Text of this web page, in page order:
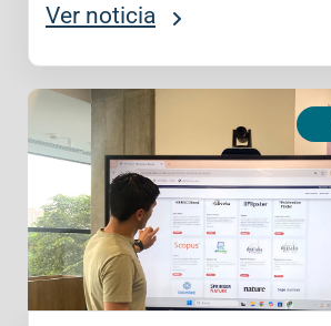
espacios de encuentro alrededor del...
Ver noticia